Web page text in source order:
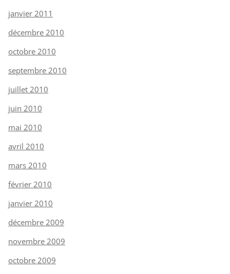
janvier 2011
décembre 2010
octobre 2010
septembre 2010
juillet 2010
juin 2010
mai 2010
avril 2010
mars 2010
février 2010
janvier 2010
décembre 2009
novembre 2009
octobre 2009